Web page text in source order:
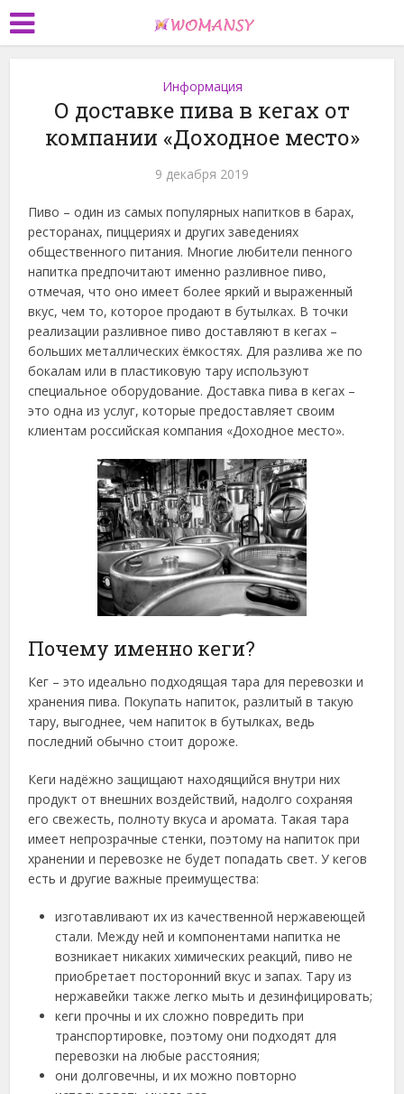
Информация
О доставке пива в кегах от
компании «Доходное место»
9 декабря 2019
Пиво – один из самых популярных напитков в барах,
ресторанах, пиццериях и других заведениях
общественного питания. Многие любители пенного
напитка предпочитают именно разливное пиво,
отмечая, что оно имеет более яркий и выраженный
вкус, чем то, которое продают в бутылках. В точки
реализации разливное пиво доставляют в кегах –
больших металлических ёмкостях. Для разлива же по
бокалам или в пластиковую тару используют
специальное оборудование. Доставка пива в кегах –
это одна из услуг, которые предоставляет своим
клиентам российская компания «Доходное место».
Почему именно кеги?
Кег – это идеально подходящая тара для перевозки и
хранения пива. Покупать напиток, разлитый в такую
тару, выгоднее, чем напиток в бутылках, ведь
последний обычно стоит дороже.
Кеги надёжно защищают находящийся внутри них
продукт от внешних воздействий, надолго сохраняя
его свежесть, полноту вкуса и аромата. Такая тара
имеет непрозрачные стенки, поэтому на напиток при
хранении и перевозке не будет попадать свет. У кегов
есть и другие важные преимущества:
изготавливают их из качественной нержавеющей
стали. Между ней и компонентами напитка не
возникает никаких химических реакций, пиво не
приобретает посторонний вкус и запах. Тару из
нержавейки также легко мыть и дезинфицировать;
кеги прочны и их сложно повредить при
транспортировке, поэтому они подходят для
перевозки на любые расстояния;
они долговечны, и их можно повторно